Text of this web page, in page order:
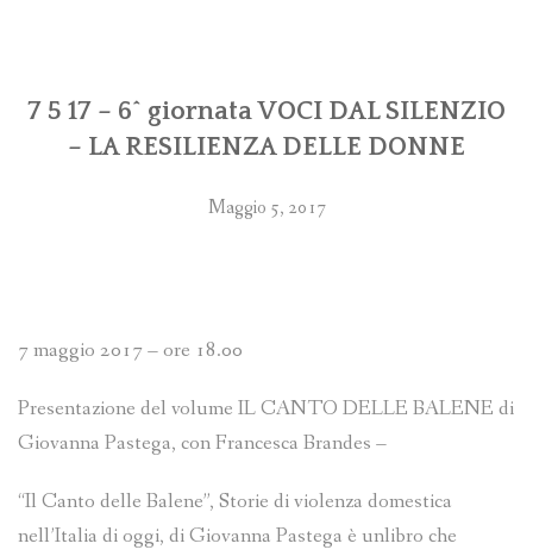
7 5 17 – 6^ giornata VOCI DAL SILENZIO
– LA RESILIENZA DELLE DONNE
Maggio 5, 2017
7 maggio 2017 – ore 18.00
Presentazione del volume IL CANTO DELLE BALENE di
Giovanna Pastega, con Francesca Brandes –
“Il Canto delle Balene”, Storie di violenza domestica
nell’Italia di oggi, di Giovanna Pastega è unlibro che